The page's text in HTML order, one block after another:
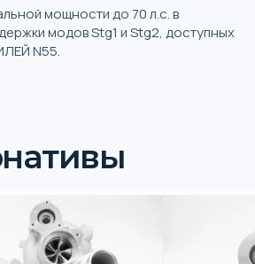
мощности до 70 л.с. в
модов Stg1 и Stg2, доступных
N55.